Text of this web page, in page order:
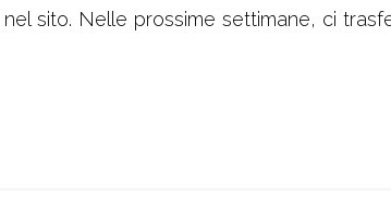
sito. Nelle prossime settimane, ci